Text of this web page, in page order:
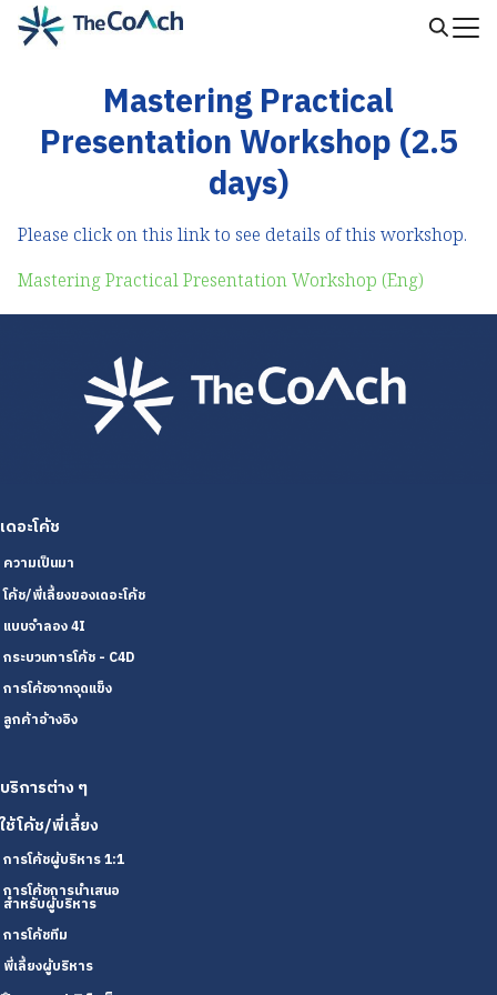
Skip
Mastering Practical
Presentation Workshop (2.5
days)
Please click on this link to see details of this workshop.
Mastering Practical Presentation Workshop (Eng)
เดอะโค้ช
ความเป็นมา
โค้ช/พี่เลี้ยงของเดอะโค้ช
แบบจำลอง 4I
กระบวนการโค้ช - C4D
การโค้ชจากจุดแข็ง
ลูกค้าอ้างอิง
บริการต่าง ๆ
ใช้โค้ช/พี่เลี้ยง
การโค้ชผู้บริหาร 1:1
การโค้ชการนำเสนอ
สำหรับผู้บริหาร
การโค้ชทีม
พี่เลี้ยงผู้บริหาร